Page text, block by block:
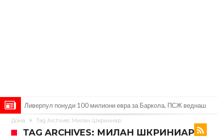
Ливерпул понуди 100 милиони евра за Баркола, ПСЖ веднаш
побара уште 50 милиони
Јувентус се насочил кон напаѓач на Манчестер Јунајтед
Дома Tag Archives: Милан Шкриниар
TAG ARCHIVES: МИЛАН ШКРИНИАР